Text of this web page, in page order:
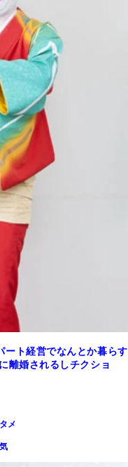
ト経営でなんとか暮らす
離婚されるしチクショ
メ